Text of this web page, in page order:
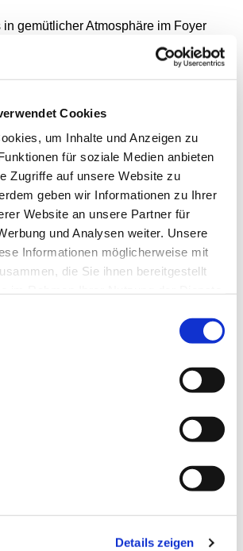
Cookies
um Inhalte und Anzeigen zu
für soziale Medien anbieten
Zugriffe auf unsere Website zu
geben wir Informationen zu Ihrer
Website an unsere Partner für
und Analysen weiter. Unsere
Informationen möglicherweise mit
die Sie ihnen bereitgestellt
Details zeigen
in gemütlicher Atmosphäre im Foyer
und verbringen einen netten
Für Getränke ist reichlich
werden natürlich auch Snacks